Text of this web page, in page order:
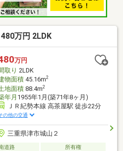
万円 2LDK
万円
取り 2LDK
物面積45.16m2
地面積88.4m2
年月 1955年1月(築71年8ヶ月)
ＪＲ紀勢本線 高茶屋駅 徒歩22分
の他の交通
三重県津市城山２
道路
所有権